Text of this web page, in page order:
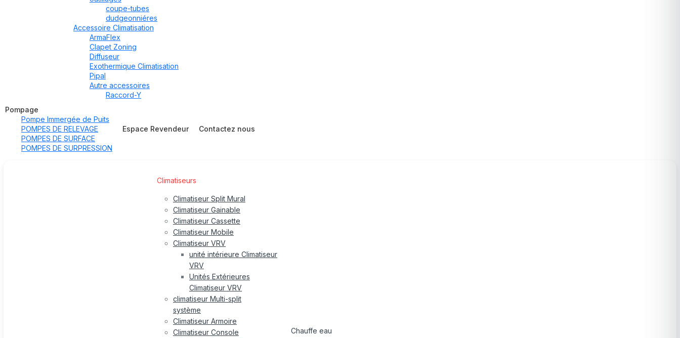
coupe-tubes
dudgeonniéres
Accessoire Climatisation
ArmaFlex
Clapet Zoning
Diffuseur
Exothermique Climatisation
Pipal
Autre accessoires
Raccord-Y
Pompage
Pompe Immergée de Puits
POMPES DE RELEVAGE
POMPES DE SURFACE
POMPES DE SURPRESSION
Espace Revendeur Contactez nous
Climatiseurs
Climatiseur Split Mural
Climatiseur Gainable
Climatiseur Cassette
Climatiseur Mobile
Climatiseur VRV
unité intérieure Climatiseur
VRV
Unités Extérieures
Climatiseur VRV
climatiseur Multi-split
système
Climatiseur Armoire
Climatiseur Console
Chauffe eau